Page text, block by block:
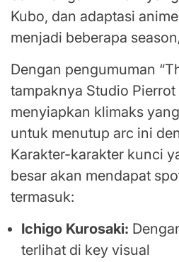
Kubo, dan adaptasi
menjadi beberapa
Dengan pengumuman
tampaknya Studio Pierrot
menyiapkan klimaks
untuk menutup arc ini
Karakter-karakter kunci
besar akan mendapat
termasuk:
Ichigo Kurosaki:
terlihat di key visual